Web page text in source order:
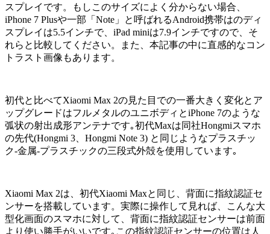
スプレイです。もしこのサイズによく分からない場合、
iPhone 7 Plusや一部「Note」と呼ばれるAndroid携帯はのディ
スプレイは5.5インチで、iPad miniは7.9インチですので、そ
れらと比較してください。また、本記事の中に直感的なコン
トラスト画像もあります。
初代と比べてXiaomi Max 2の見た目での一番大きく変化とア
ップグレードはフルメタルのユニボディとiPhone 7のような
弧状の射出成形アンテナです｡初代Maxは同社Hongmiスマホ
の先代(Hongmi 3、Hongmi Note 3) と同じようなプラスチッ
ク-金属-プラスチックの三段式外殻を使用しています｡
Xiaomi Max 2は、初代Xiaomi Maxと同じ、背面に指紋認証セ
ンサーを搭載しています。実際に操作して見れば、こんな大
型化画面のスマホに対して、背面に指紋認証センサーは前面
より使い勝手がいいです｡この指紋認証センサーの位置は人